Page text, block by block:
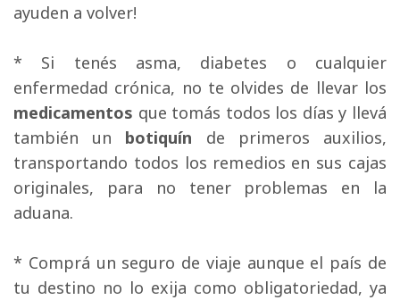
ayuden a volver!
* Si tenés asma, diabetes o cualquier
enfermedad crónica, no te olvides de llevar los
medicamentos que tomás todos los días y llevá
también un botiquín de primeros auxilios,
transportando todos los remedios en sus cajas
originales, para no tener problemas en la
aduana.
* Comprá un seguro de viaje aunque el país de
tu destino no lo exija como obligatoriedad, ya